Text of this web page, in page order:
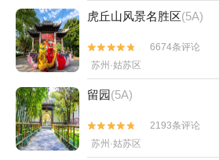
虎丘山风景名胜区(5A)


6674条评论
苏州·姑苏区
留园(5A)


2193条评论
苏州·姑苏区